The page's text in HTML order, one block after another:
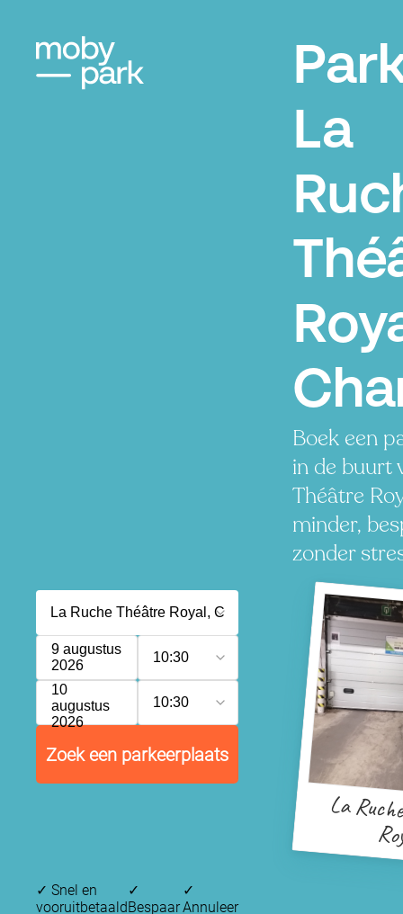
La
Boek een
in de buurt
Théâtre
minder,
zonder
9 augustus
2026
10:30
10
augustus
2026
10:30
Zoek een parkeerplaats
La
✓ Snel en
vooruitbetaald
✓
Bespaar
✓
Annuleer